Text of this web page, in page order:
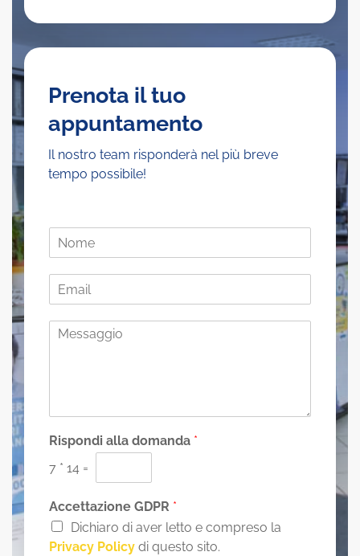
Prenota il tuo
appuntamento
Il nostro team risponderà nel più breve
tempo possibile!
m
M
i
*
Rispondi alla domanda *
7 * 14 =
Accettazione GDPR *
Dichiaro di aver letto e compreso la
Privacy Policy di questo sito.